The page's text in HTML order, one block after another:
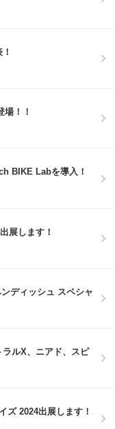
！！
BIKE Labを導入！
展します！
ディッシュ スペシャ
ルX、ニアド、スピ
ズ 2024出展します！